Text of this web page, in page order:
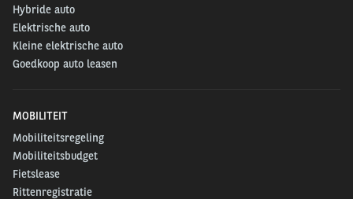
Hybride auto
Elektrische auto
Kleine elektrische auto
Goedkoop auto leasen
MOBILITEIT
Mobiliteitsregeling
Mobiliteitsbudget
Fietslease
Rittenregistratie